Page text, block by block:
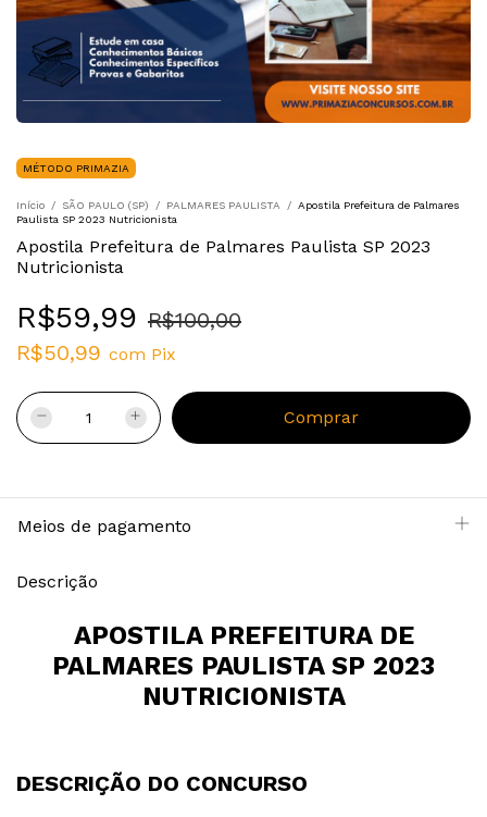
MÉTODO PRIMAZIA
Início / SÃO PAULO (SP) / PALMARES PAULISTA / Apostila Prefeitura de Palmares
Paulista SP 2023 Nutricionista
Apostila Prefeitura de Palmares Paulista SP 2023
Nutricionista
R$59,99 R$100,00
R$50,99 com Pix
Meios de pagamento
Descrição
APOSTILA PREFEITURA DE
PALMARES PAULISTA SP 2023
NUTRICIONISTA
DESCRIÇÃO DO CONCURSO